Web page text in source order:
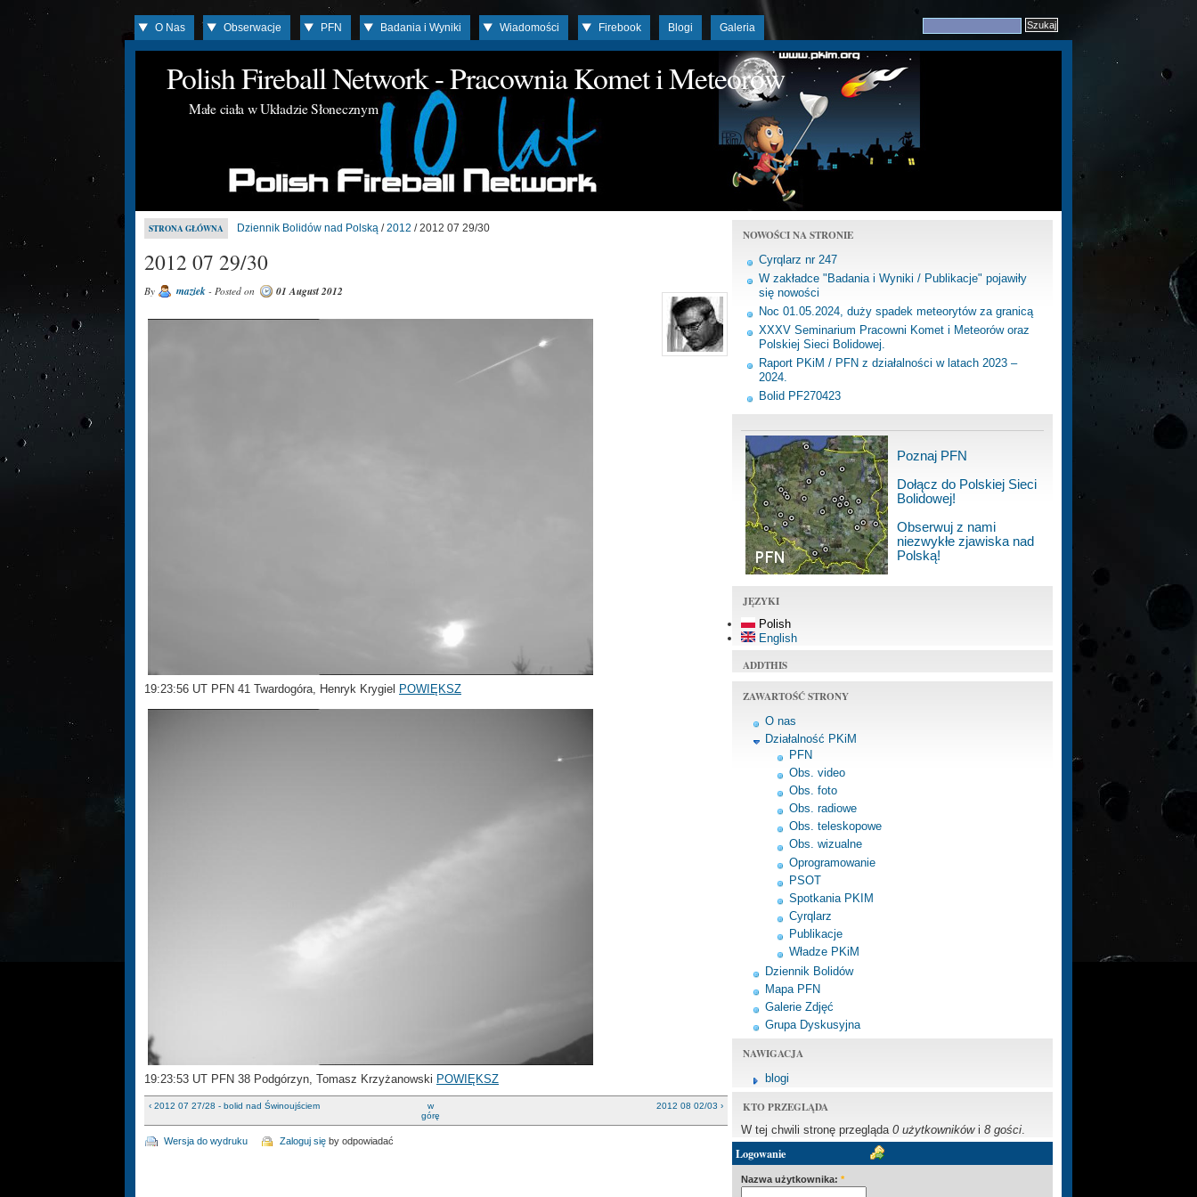
O Nas Obserwacje PFN Badania i Wyniki Wiadomości Firebook Blogi Galeria
Polish Fireball Network - Pracownia Komet i Meteorów
Małe ciała w Układzie Słonecznym
STRONA GŁÓWNA Dziennik Bolidów nad Polską /2012 / 2012 07 29/30
2012 07 29/30
By maziek - Posted on 01 August 2012
19:23:56 UT PFN 41 Twardogóra, Henryk Krygiel POWIĘKSZ
19:23:53 UT PFN 38 Podgórzyn, Tomasz Krzyżanowski POWIĘKSZ
‹ 2012 07 27/28 - bolid nad Świnoujściem
w
górę
2012 08 02/03 ›
Wersja do wydruku Zaloguj się by odpowiadać
NOWOŚCI NA STRONIE
Cyrqlarz nr 247
W zakładce "Badania i Wyniki / Publikacje" pojawiły
się nowości
Noc 01.05.2024, duży spadek meteorytów za granicą
XXXV Seminarium Pracowni Komet i Meteorów oraz
Polskiej Sieci Bolidowej.
Raport PKiM / PFN z działalności w latach 2023 –
2024.
Bolid PF270423
Poznaj PFN
Dołącz do Polskiej Sieci
Bolidowej!
Obserwuj z nami
niezwykłe zjawiska nad
Polską!
JĘZYKI
Polish
English
ADDTHIS
ZAWARTOŚĆ STRONY
O nas
Działalność PKiM
PFN
Obs. video
Obs. foto
Obs. radiowe
Obs. teleskopowe
Obs. wizualne
Oprogramowanie
PSOT
Spotkania PKIM
Cyrqlarz
Publikacje
Władze PKiM
Dziennik Bolidów
Mapa PFN
Galerie Zdjęć
Grupa Dyskusyjna
NAWIGACJA
blogi
KTO PRZEGLĄDA
W tej chwili stronę przegląda 0 użytkownikówi 8 gości
Logowanie
Nazwa użytkownika: *